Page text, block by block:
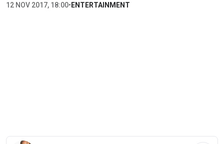
12 NOV 2017, 18:00• ENTERTAINMENT